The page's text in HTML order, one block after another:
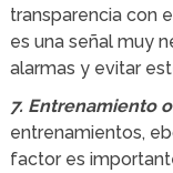
transparencia con
es una señal muy
alarmas y evitar
7. Entrenamiento
entrenamientos,
factor es